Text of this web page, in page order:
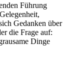
Führung
Gedanken über
die Frage auf:
Dinge